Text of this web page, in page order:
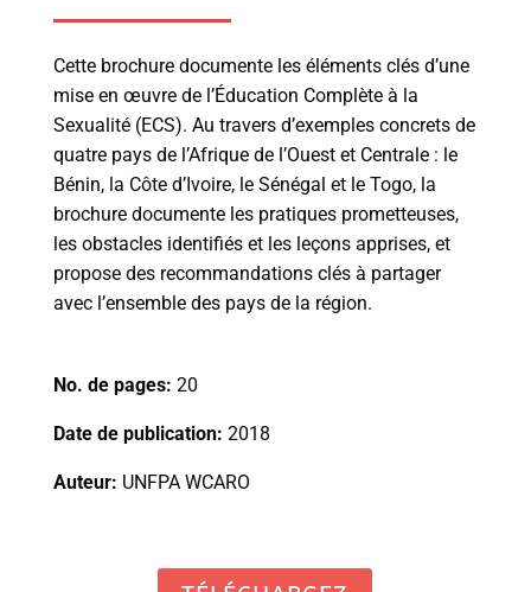
Cette brochure documente les éléments clés d’une
mise en œuvre de l’Éducation Complète à la
Sexualité (ECS). Au travers d’exemples concrets de
quatre pays de l’Afrique de l’Ouest et Centrale : le
Bénin, la Côte d’Ivoire, le Sénégal et le Togo, la
brochure documente les pratiques prometteuses,
les obstacles identifiés et les leçons apprises, et
propose des recommandations clés à partager
avec l’ensemble des pays de la région.
No. de pages: 20
Date de publication: 2018
Auteur: UNFPA WCARO